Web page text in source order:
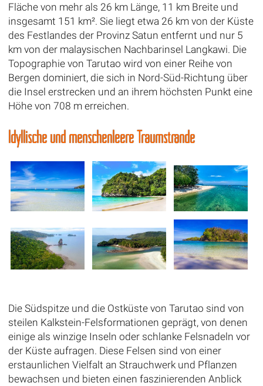
Fläche von mehr als 26 km Länge, 11 km Breite und
insgesamt 151 km². Sie liegt etwa 26 km von der Küste
des Festlandes der Provinz Satun entfernt und nur 5
km von der malaysischen Nachbarinsel Langkawi. Die
Topographie von Tarutao wird von einer Reihe von
Bergen dominiert, die sich in Nord-Süd-Richtung über
die Insel erstrecken und an ihrem höchsten Punkt eine
Höhe von 708 m erreichen.
Idyllische und menschenleere Traumstrände
Die Südspitze und die Ostküste von Tarutao sind von
steilen Kalkstein-Felsformationen geprägt, von denen
einige als winzige Inseln oder schlanke Felsnadeln vor
der Küste aufragen. Diese Felsen sind von einer
erstaunlichen Vielfalt an Strauchwerk und Pflanzen
bewachsen und bieten einen faszinierenden Anblick